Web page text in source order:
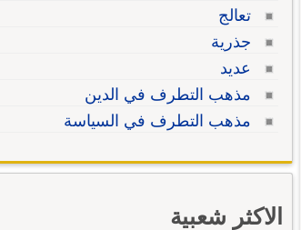
تعالج
جذرية
عديد
مذهب التطرف في الدين
مذهب التطرف في السياسة
الاكثر شعبية